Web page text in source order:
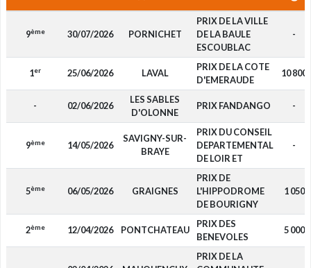
9ème 30/07/2026 PORNICHET
PRIX DE LA VILLE
DE LA BAULE
ESCOUBLAC
-
1er 25/06/2026 LAVAL
PRIX DE LA COTE
D'EMERAUDE
10 800
- 02/06/2026
LES SABLES
D'OLONNE
PRIX FANDANGO -
9ème 14/05/2026
SAVIGNY-SUR-
BRAYE
PRIX DU CONSEIL
DEPARTEMENTAL
DE LOIR ET
-
5ème 06/05/2026 GRAIGNES
PRIX DE
L'HIPPODROME
DE BOURIGNY
1 050
2ème 12/04/2026 PONTCHATEAU
PRIX DES
BENEVOLES
5 000
PRIX DE LA